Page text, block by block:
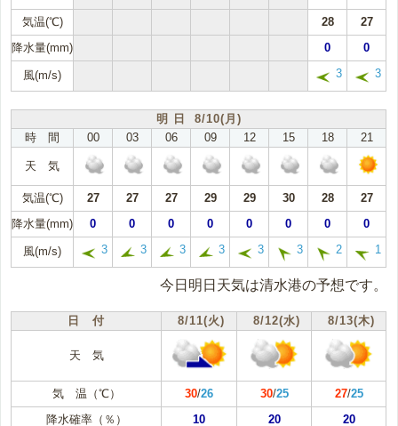
気温(℃) 28
27
降水量(mm)
0 0
風(m/s) 3 3
明 日 8/10(月)
時 間
00 03 06 09 12 15 18 21
天 気
気温(℃) 27 27 27 29 29 30 28
27
降水量(mm)
0 0 0 0 0 0 0 0
風(m/s) 3 3 3 3 3 3 2 1
今日明日天気は清水港の予想です。
日 付 8/11(火) 8/12(水) 8/13(木)
天 気
気 温（℃） 30/26 30/25 27/25
降水確率（％）
10 20 20